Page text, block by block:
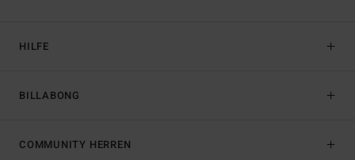
HILFE
BILLABONG
COMMUNITY HERREN